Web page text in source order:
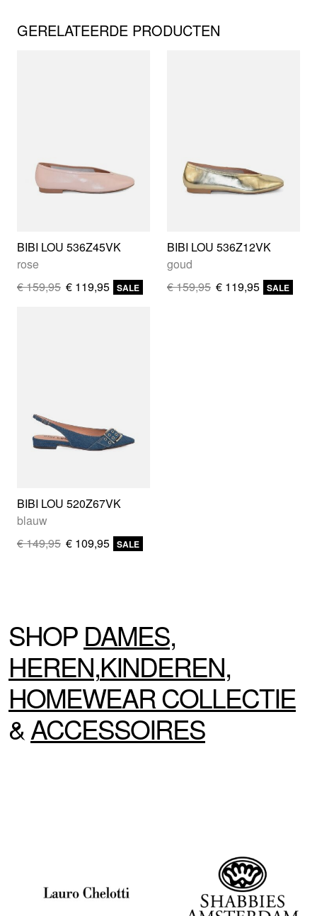
GERELATEERDE PRODUCTEN
BIBI LOU 536Z45VK
rose
€ 159,95 € 119,95 SALE
BIBI LOU 536Z12VK
goud
€ 159,95 € 119,95 SALE
BIBI LOU 520Z67VK
blauw
€ 149,95 € 109,95 SALE
SHOP DAMES,
HEREN,KINDEREN,
HOMEWEARCOLLECTIE
&ACCESSOIRES